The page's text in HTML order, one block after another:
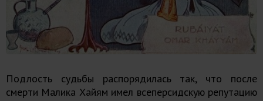
Подлость судьбы распорядилась так, что после
смерти Малика Хайям имел всеперсидскую репутацию